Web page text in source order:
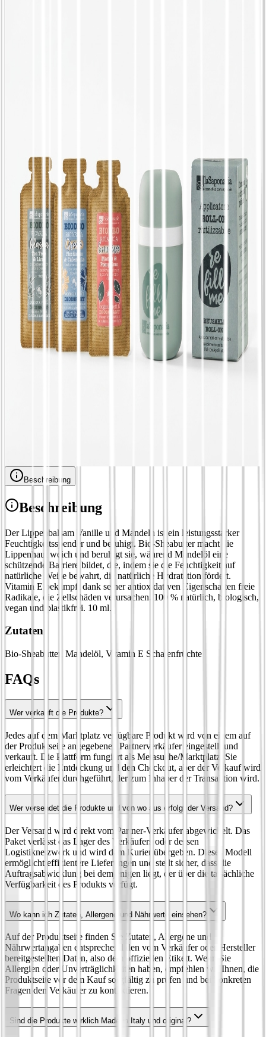
2 Duftvarianten - La Saponaria, Applikator +
Nachfüllung oder Nachfüllung Applikator +
Nachfüllung, Duft Himalaya, frisch
€ 26,28
Nachfüllbares natürliches Deodorant | 2 Düfte
und Applikator - La Saponaria, Roll-on +
Nachfüllung oder Nur-Nachfüllung, Duft
Alaska
€ 6,12
Natürlicher Bio-Lippenkonturenstift | 3
Farben: Karamell, Traube, Maulbeere - La
Saponaria, Farbe Traube
Beschreibung
Beschreibung
Der Lippenbalsam Vanille und Mandeln ist ein leistungsstarker
Feuchtigkeitsspender und beruhigt. Bio-Sheabutter macht die
Lippenhaut weich und beruhigt sie, während Mandelöl eine
schützende Barriere bildet, die, indem sie die Feuchtigkeit auf
natürliche Weise bewahrt, die natürliche Hydratation fördert.
Vitamin E bekämpft dank seiner antioxidativen Eigenschaften freie
Radikale, die Zellschäden verursachen. 100 % natürlich, biologisch,
vegan und plastikfrei. 10 ml.
Zutaten
Bio-Sheabutter, Mandelöl, Vitamin E Schalenfrüchte
FAQs
Wer verkauft die Produkte?
Jedes auf dem Marktplatz verfügbare Produkt wird von einem auf
der Produktseite angegebenen Partnerverkäufer eingestellt und
verkauft. Die Plattform fungiert als Metasuche/Marktplatz: Sie
erleichtert die Entdeckung und den Checkout, aber der Verkauf wird
vom Verkäufer durchgeführt, der zum Inhaber der Transaktion wird.
Wer versendet die Produkte und von wo aus erfolgt der Versand?
Der Versand wird direkt vom Partner-Verkäufer abgewickelt. Das
Paket verlässt das Lager des Verkäufers oder dessen
Logistiknetzwerk und wird dem Kurier übergeben. Dieses Modell
ermöglicht effizientere Lieferungen und stellt sicher, dass die
Auftragsabwicklung bei demjenigen liegt, der über die tatsächliche
Verfügbarkeit des Produkts verfügt.
Wo kann ich Zutaten, Allergene und Nährwerte einsehen?
Auf der Produktseite finden Sie Zutaten, Allergene und
Nährwertangaben entsprechend den vom Verkäufer oder Hersteller
bereitgestellten Daten, also dem offiziellen Etikett. Wenn Sie
Allergien oder Unverträglichkeiten haben, empfehlen wir Ihnen, die
Produktseite vor dem Kauf sorgfältig zu prüfen und bei konkreten
Fragen den Verkäufer zu kontaktieren.
Sind die Produkte wirklich Made in Italy und original?